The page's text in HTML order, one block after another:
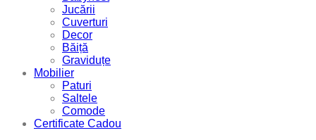
Jucării
Cuverturi
Decor
Băiță
Graviduțe
Mobilier
Paturi
Saltele
Comode
Certificate Cadou